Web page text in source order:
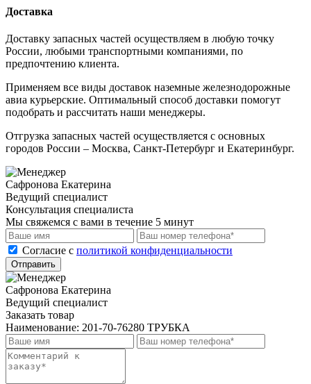
Доставка
Доставку запасных частей осуществляем в любую точку
России, любыми транспортными компаниями, по
предпочтению клиента.
Применяем все виды доставок наземные железнодорожные
авиа курьерские. Оптимальный способ доставки помогут
подобрать и рассчитать наши менеджеры.
Отгрузка запасных частей осуществляется с основных
городов России – Москва, Санкт-Петербург и Екатеринбург.
Сафронова Екатерина
Ведущий специалист
Консультация специалиста
Мы свяжемся с вами в течение 5 минут
Cогласие с политикой конфиденциальности
Отправить
Сафронова Екатерина
Ведущий специалист
Заказать товар
Наименование: 201-70-76280 ТРУБКА